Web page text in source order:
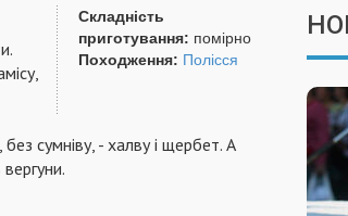
Складність
приготування: помірно
Походження: Полісся
сумніву, - халву і щербет. А